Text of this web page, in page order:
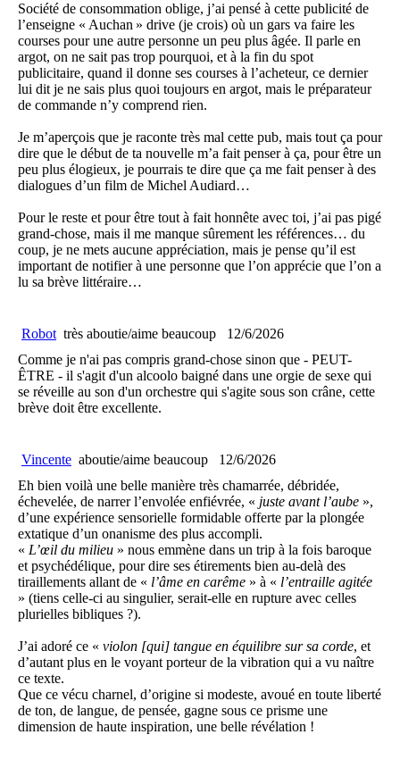
Société de consommation oblige, j’ai pensé à cette publicité de
l’enseigne « Auchan » drive (je crois) où un gars va faire les
courses pour une autre personne un peu plus âgée. Il parle en
argot, on ne sait pas trop pourquoi, et à la fin du spot
publicitaire, quand il donne ses courses à l’acheteur, ce dernier
lui dit je ne sais plus quoi toujours en argot, mais le préparateur
de commande n’y comprend rien.
Je m’aperçois que je raconte très mal cette pub, mais tout ça pour
dire que le début de ta nouvelle m’a fait penser à ça, pour être un
peu plus élogieux, je pourrais te dire que ça me fait penser à des
dialogues d’un film de Michel Audiard…
Pour le reste et pour être tout à fait honnête avec toi, j’ai pas pigé
grand-chose, mais il me manque sûrement les références… du
coup, je ne mets aucune appréciation, mais je pense qu’il est
important de notifier à une personne que l’on apprécie que l’on a
lu sa brève littéraire…
Robot très aboutie/aime beaucoup
12/6/2026
Comme je n'ai pas compris grand-chose sinon que - PEUT-
ÊTRE - il s'agit d'un alcoolo baigné dans une orgie de sexe qui
se réveille au son d'un orchestre qui s'agite sous son crâne, cette
brève doit être excellente.
Vincente aboutie/aime beaucoup
12/6/2026
Eh bien voilà une belle manière très chamarrée, débridée,
échevelée, de narrer l’envolée enfiévrée, « juste avant l’aube »,
d’une expérience sensorielle formidable offerte par la plongée
extatique d’un onanisme des plus accompli.
« L’œil du milieu » nous emmène dans un trip à la fois baroque
et psychédélique, pour dire ses étirements bien au-delà des
tiraillements allant de « l’âme en carême » à « l’entraille agitée
» (tiens celle-ci au singulier, serait-elle en rupture avec celles
plurielles bibliques ?).
J’ai adoré ce « violon [qui] tangue en équilibre sur sa corde, et
d’autant plus en le voyant porteur de la vibration qui a vu naître
ce texte.
Que ce vécu charnel, d’origine si modeste, avoué en toute liberté
de ton, de langue, de pensée, gagne sous ce prisme une
dimension de haute inspiration, une belle révélation !